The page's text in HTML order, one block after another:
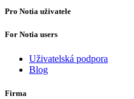
Pro Notia uživatele
For Notia users
Uživatelská podpora
Blog
Firma